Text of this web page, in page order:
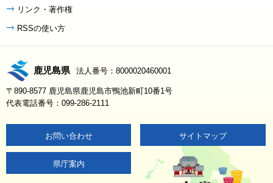
リンク・著作権
RSSの使い方
鹿児島県 法人番号：8000020460001
〒890-8577 鹿児島県鹿児島市鴨池新町10番1号
代表電話番号：099-286-2111
お問い合わせ サイトマップ
県庁案内